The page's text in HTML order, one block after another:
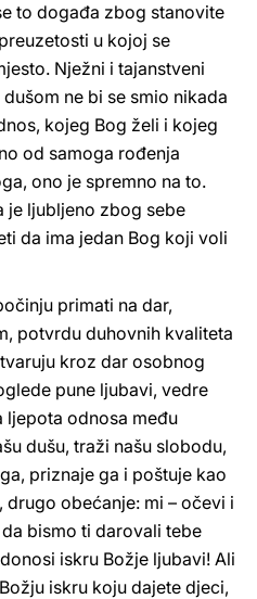
to događa zbog stanovite
u kojoj se
Nježni i tajanstveni
ne bi se smio nikada
kojeg Bog želi i kojeg
od samoga rođenja
ono je spremno na to.
je ljubljeno zbog sebe
da ima jedan Bog koji voli
primati na dar,
potvrdu duhovnih kvaliteta
kroz dar osobnog
pune ljubavi, vedre
ljepota odnosa među
dušu, traži našu slobodu,
priznaje ga i poštuje kao
obećanje: mi – očevi i
bismo ti darovali tebe
iskru Božje ljubavi! Ali
iskru koju dajete djeci,